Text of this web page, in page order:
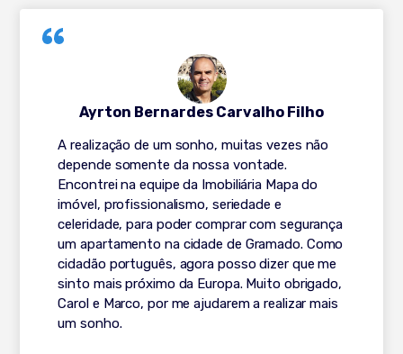
A realização de um sonho, muitas vezes não
depende somente da nossa vontade.
Encontrei na equipe da Imobiliária Mapa do
imóvel, profissionalismo, seriedade e
celeridade, para poder comprar com segurança
um apartamento na cidade de Gramado. Como
cidadão português, agora posso dizer que me
sinto mais próximo da Europa. Muito obrigado,
Carol e Marco, por me ajudarem a realizar mais
um sonho.
Ayrton Bernardes Carvalho Filho